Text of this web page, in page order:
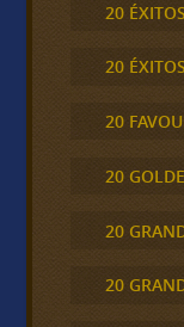
20
20
20
20
20
20